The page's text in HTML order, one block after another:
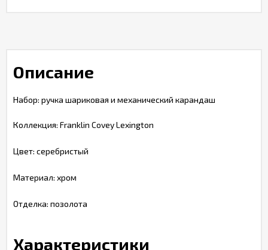
Описание
Набор: ручка шариковая и механический карандаш
Коллекция: Franklin Covey Lexington
Цвет: серебристый
Материал: хром
Отделка: позолота
Характеристики